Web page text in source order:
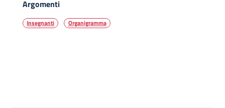
Argomenti
Insegnanti Organigramma